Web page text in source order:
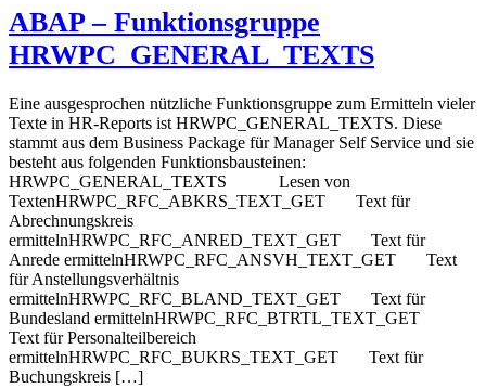
ABAP – Funktionsgruppe
HRWPC_GENERAL_TEXTS
Eine ausgesprochen nützliche Funktionsgruppe zum Ermitteln vieler
Texte in HR-Reports ist HRWPC_GENERAL_TEXTS. Diese
stammt aus dem Business Package für Manager Self Service und sie
besteht aus folgenden Funktionsbausteinen:
HRWPC_GENERAL_TEXTS Lesen von
TextenHRWPC_RFC_ABKRS_TEXT_GET Text für
Abrechnungskreis
ermittelnHRWPC_RFC_ANRED_TEXT_GET Text für
Anrede ermittelnHRWPC_RFC_ANSVH_TEXT_GET Text
für Anstellungsverhältnis
ermittelnHRWPC_RFC_BLAND_TEXT_GET Text für
Bundesland ermittelnHRWPC_RFC_BTRTL_TEXT_GET
Text für Personalteilbereich
ermittelnHRWPC_RFC_BUKRS_TEXT_GET Text für
Buchungskreis […]